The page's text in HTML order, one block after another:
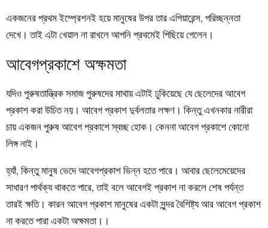
একজনের প্রথম ইম্প্রেশনই হয়ে মানুষের উপর তার এপিয়ারেন্স, পরিচ্ছন্নতা
দেখে। তাই এটা খেয়াল না রাখলে আপনি প্রথমেই পিছিয়ে গেলেন।
আবেগপ্রকাশে অক্ষমতা
যদিও পুরুষতান্ত্রিক সমাজ পুরুষদের মাথায় এটাই ঢুকিয়েছে যে ছেলেদের আবেগ
প্রকাশ করা উচিত নয়। আবেগ প্রকাশ দুর্বলতার লক্ষণ। কিন্তু এখনকার নারীরা
চায় একজন পুরুষ আবেগ প্রকাশে স্বচ্ছ হোক। কেননা আবেগ প্রকাশে কোনো
লিঙ্গ নাই।
হ্যাঁ, কিন্তু মানুষ ভেদে আবেগপ্রকাশ ভিন্ন হতে পারে। আবার ছেলেমেয়েদের
সাধারণ পার্থক্য থাকতে পারে, তাই বলে আবেগই প্রকাশ না করলে শেষ পর্যন্ত
তারই ক্ষতি। কারন আবেগ প্রকাশ মানুষের একটা সুন্দর বৈশিষ্ট্য আর আবেগ প্রকাশ
না করতে পারা একটা অক্ষমতা।।